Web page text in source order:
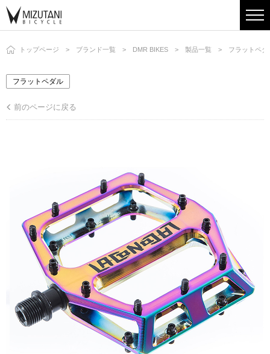
トップページ ブランド一覧 DMR BIKES 製品一覧 フラットペダ
フラットペダル
前のページに戻る